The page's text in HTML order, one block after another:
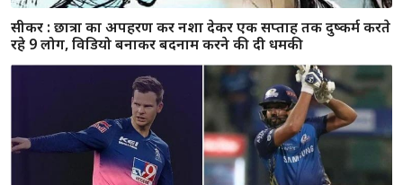
MI vs RR : मुंबई ने दी राजस्थान को 57 रन की बड़ी हार, पॉइंट टेबल
में टॉप पर पहुंची